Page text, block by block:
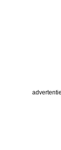
advertentie